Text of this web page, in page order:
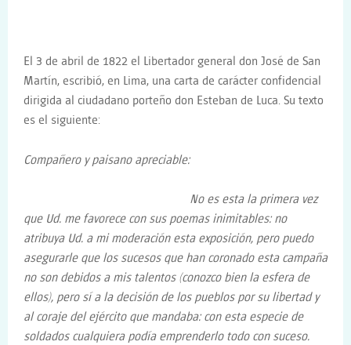
El 3 de abril de 1822 el Libertador general don José de San
Martín, escribió, en Lima, una carta de carácter confidencial
dirigida al ciudadano porteño don Esteban de Luca. Su texto
es el siguiente:
Compañero y paisano apreciable:
No es esta la primera vez
que Ud. me favorece con sus poemas inimitables: no
atribuya Ud. a mi moderación esta exposición, pero puedo
asegurarle que los sucesos que han coronado esta campaña
no son debidos a mis talentos (conozco bien la esfera de
ellos), pero sí a la decisión de los pueblos por su libertad y
al coraje del ejército que mandaba: con esta especie de
soldados cualquiera podía emprenderlo todo con suceso.